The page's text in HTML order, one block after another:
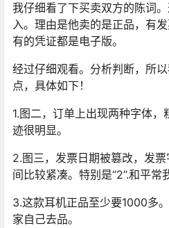
我仔细看了下买卖双方的陈词
入。理由是他卖的是正品，有
有的凭证都是电子版。
经过仔细观看。分析判断，所
点，具体如下！
1.图二，订单上出现两种字体
迹很明显。
2.图三，发票日期被篡改，发
间比较紧凑。特别是“2”.和平常
3.这款耳机正品至少要1000多
家自己去品。